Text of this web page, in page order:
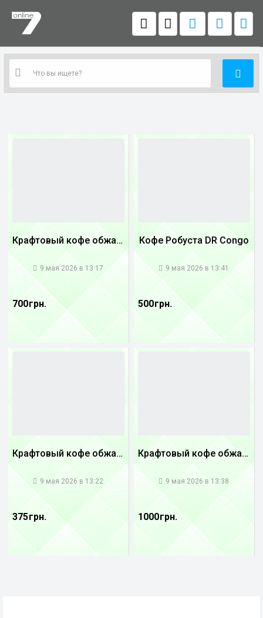
Крафтовый кофе обжареный купаж арабики 3...
9 мая 2026 в 13:17
700 грн.
Кофе Робуста DR Congo
9 мая 2026 в 13:41
500 грн.
Крафтовый кофе обжареный купаж арабики 5...
9 мая 2026 в 13:22
375 грн.
Крафтовый кофе обжареный Танзания
9 мая 2026 в 13:38
1000 грн.